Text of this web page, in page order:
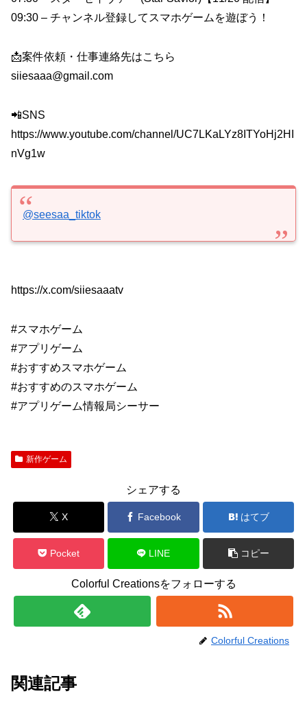
09:30 – チャンネル登録してスマホゲームを遊ぼう！
📩案件依頼・仕事連絡先はこちら
siiesaaa@gmail.com
📲SNS
https://www.youtube.com/channel/UC7LKaLYz8ITYoHj2HI
nVg1w
@seesaa_tiktok
https://x.com/siiesaaatv
#スマホゲーム
#アプリゲーム
#おすすめスマホゲーム
#おすすめのスマホゲーム
#アプリゲーム情報局シーサー
新作ゲーム
シェアする
X Facebook はてブ
Pocket LINE コピー
Colorful Creationsをフォローする
Colorful Creations
関連記事